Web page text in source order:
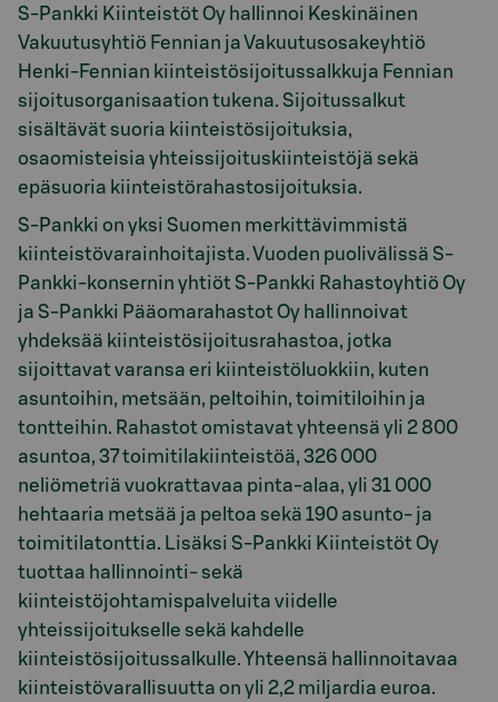
S-Pankki Kiinteistöt Oy hallinnoi Keskinäinen
Vakuutusyhtiö Fennian ja Vakuutusosakeyhtiö
Henki-Fennian kiinteistösijoitussalkkuja Fennian
sijoitusorganisaation tukena. Sijoitussalkut
sisältävät suoria kiinteistösijoituksia,
osaomisteisia yhteissijoituskiinteistöjä sekä
epäsuoria kiinteistörahastosijoituksia.
S-Pankki on yksi Suomen merkittävimmistä
kiinteistövarainhoitajista. Vuoden puolivälissä S-
Pankki-konsernin yhtiöt S-Pankki Rahastoyhtiö Oy
ja S-Pankki Pääomarahastot Oy hallinnoivat
yhdeksää kiinteistösijoitusrahastoa, jotka
sijoittavat varansa eri kiinteistöluokkiin, kuten
asuntoihin, metsään, peltoihin, toimitiloihin ja
tontteihin. Rahastot omistavat yhteensä yli 2 800
asuntoa, 37 toimitilakiinteistöä, 326 000
neliömetriä vuokrattavaa pinta-alaa, yli 31 000
hehtaaria metsää ja peltoa sekä 190 asunto- ja
toimitilatonttia. Lisäksi S-Pankki Kiinteistöt Oy
tuottaa hallinnointi- sekä
kiinteistöjohtamispalveluita viidelle
yhteissijoitukselle sekä kahdelle
kiinteistösijoitussalkulle. Yhteensä hallinnoitavaa
kiinteistövarallisuutta on yli 2,2 miljardia euroa.